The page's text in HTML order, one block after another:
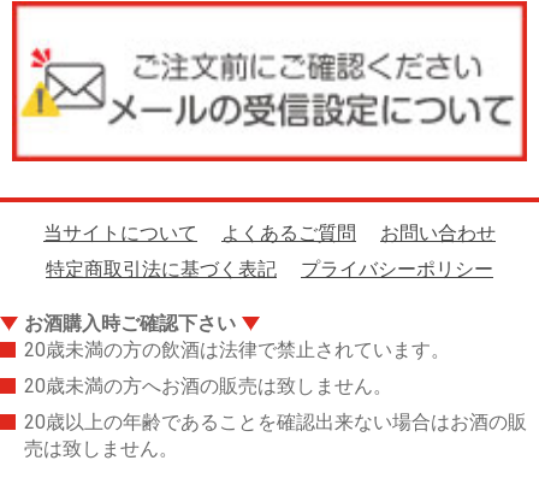
当サイトについて よくあるご質問
お問い合わせ
特定商取引法に基づく表記
プライバシーポリシー
お酒購入時ご確認下さい
20歳未満の方の飲酒は法律で禁止されています。
20歳未満の方へお酒の販売は致しません。
20歳以上の年齢であることを確認出来ない場合はお酒の販
売は致しません。